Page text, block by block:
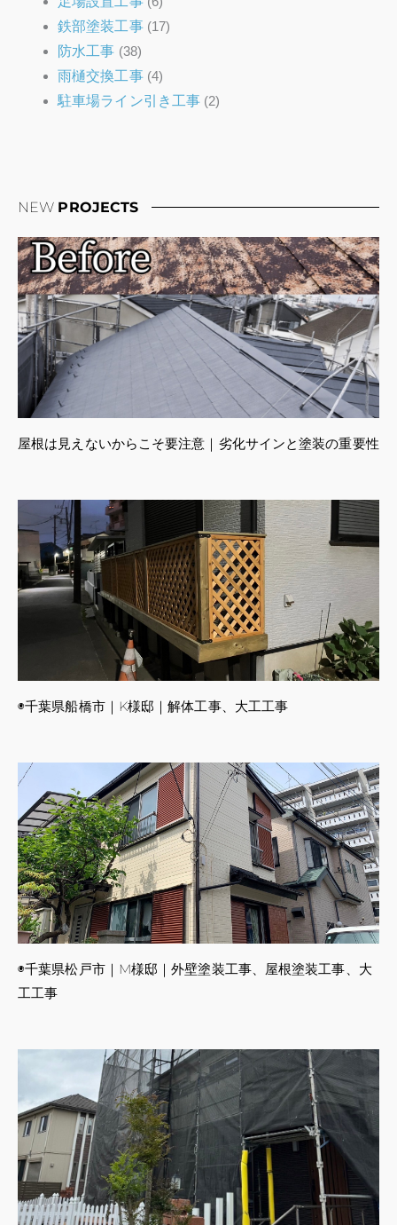
鉄部塗装工事(17)
防水工事 (38)
雨樋交換工事(4)
駐車場ライン引き工事 (2)
NEW PROJECTS
屋根は見えないからこそ要注意｜劣化サインと塗装の重要性
◉千葉県船橋市｜K様邸｜解体工事、大工工事
◉千葉県松戸市｜M様邸｜外壁塗装工事、屋根塗装工事、大
工工事